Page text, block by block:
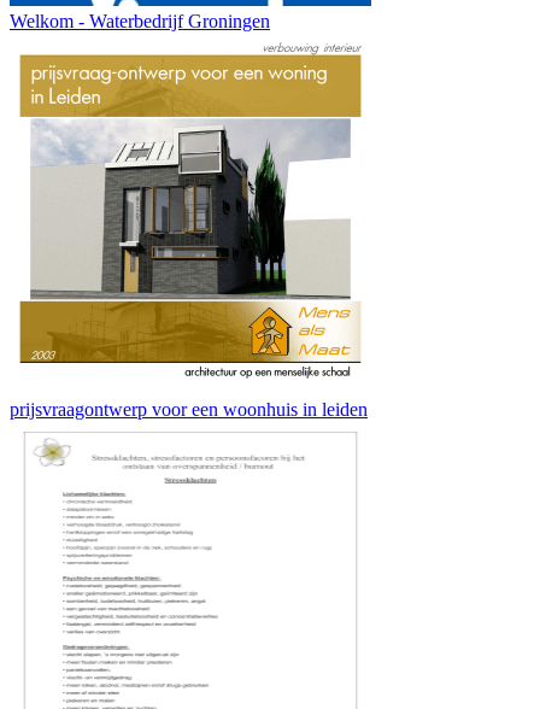
Welkom - Waterbedrijf Groningen
prijsvraagontwerp voor een woonhuis in leiden